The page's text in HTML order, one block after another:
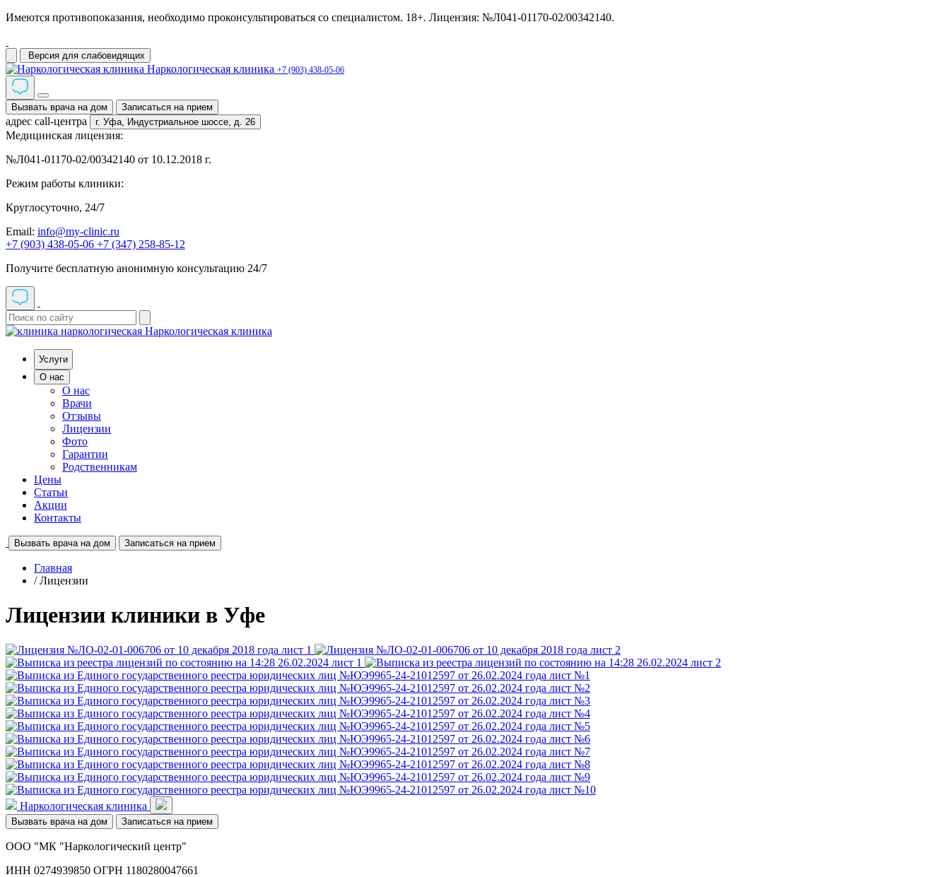
Имеются противопоказания, необходимо проконсультироваться со специалистом. 18+. Лицензия: №Л041-01170-02/00342140.
Версия для слабовидящих
Наркологическая клиника +7 (903) 438-05-06
Вызвать врача на дом Записаться на прием
адрес call-центра г. Уфа, Индустриальное шоссе, д. 26
Медицинская лицензия:
№Л041-01170-02/00342140 от 10.12.2018 г.
Режим работы клиники:
Круглосуточно, 24/7
Email: info@my-clinic.ru
+7 (903) 438-05-06 +7 (347) 258-85-12
Получите бесплатную анонимную консультацию 24/7
Наркологическая клиника
Услуги
О нас
О нас
Врачи
Отзывы
Лицензии
Фото
Гарантии
Родственникам
Цены
Статьи
Акции
Контакты
Вызвать врача на дом Записаться на прием
Главная
/ Лицензии
Лицензии клиники в Уфе
Наркологическая клиника
Вызвать врача на дом Записаться на прием
ООО "МК "Наркологический центр"
ИНН 0274939850 ОГРН 1180280047661